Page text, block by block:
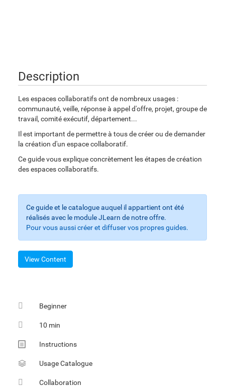
Description
Les espaces collaboratifs ont de nombreux usages :
communauté, veille, réponse à appel d'offre, projet, groupe de
travail, comité exécutif, département...
Il est important de permettre à tous de créer ou de demander
la création d'un espace collaboratif.
Ce guide vous explique concrètement les étapes de création
des espaces collaboratifs.
Ce guide et le catalogue auquel il appartient ont été
réalisés avec le module JLearn de notre offre.
Pour vous aussi créer et diffuser vos propres guides.
View Content
Beginner
10 min
Multimedia
Instructions
Usage Catalogue
Collaboration